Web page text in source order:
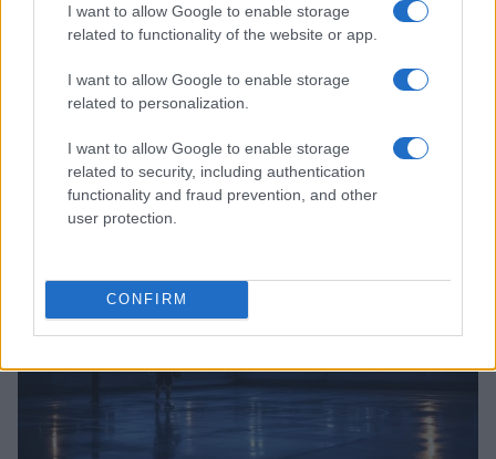
I want to allow Google to enable storage
related to functionality of the website or app.
I want to allow Google to enable storage
related to personalization.
I want to allow Google to enable storage
related to security, including authentication
functionality and fraud prevention, and other
user protection.
CONFIRM
Continua a leggere
BASKET